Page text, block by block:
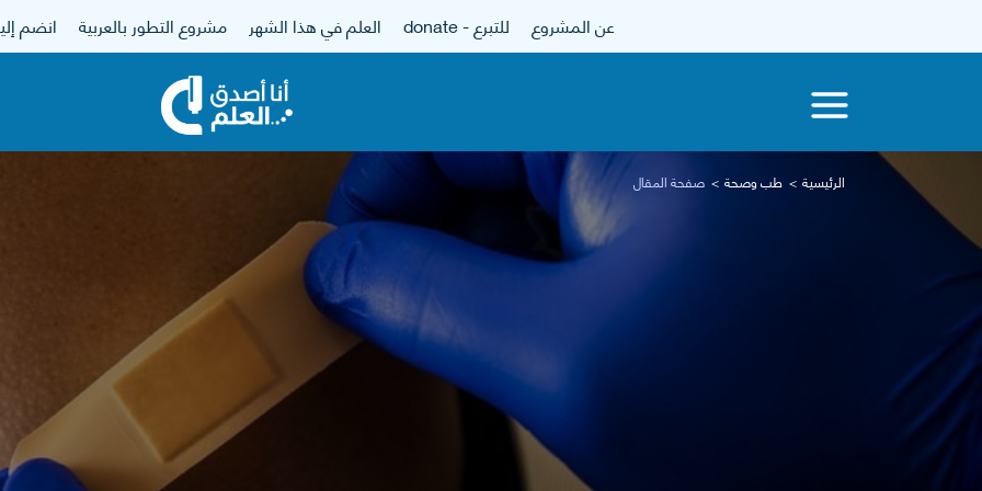
عن المشروع للتبرع - donate العلم في هذا الشهر مشروع التطور بالعربية انضم
الرئيسية طب وصحة صفحة المقال